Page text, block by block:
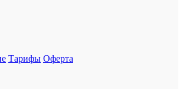
Тарифы Оферта